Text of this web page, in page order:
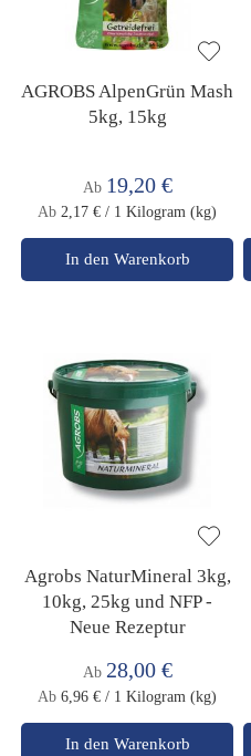
AGROBS AlpenGrün Mash
5kg, 15kg
Ab 19,20 €
Ab 2,17 € / 1 Kilogram (kg)
In den Warenkorb
Agrobs NaturMineral 3kg,
10kg, 25kg und NFP -
Neue Rezeptur
Ab 28,00 €
Ab 6,96 € / 1 Kilogram (kg)
In den Warenkorb